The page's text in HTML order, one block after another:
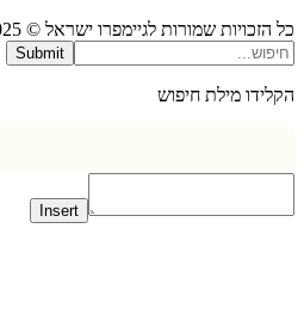
שמורות לגיימפרו ישראל © 2025
Submit
מילת חיפוש
Insert